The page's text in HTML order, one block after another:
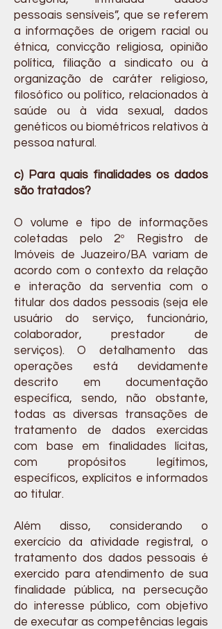
pessoais sensíveis”, que se referem
a informações de origem racial ou
étnica, convicção religiosa, opinião
política, filiação a sindicato ou à
organização de caráter religioso,
filosófico ou político, relacionados à
saúde ou à vida sexual, dados
genéticos ou biométricos relativos à
pessoa natural.
c) Para quais finalidades os dados
são tratados?
O volume e tipo de informações
coletadas pelo 2º Registro de
Imóveis de Juazeiro/BA variam de
acordo com o contexto da relação
e interação da serventia com o
titular dos dados pessoais (seja ele
usuário do serviço, funcionário,
colaborador, prestador de
serviços). O detalhamento das
operações está devidamente
descrito em documentação
específica, sendo, não obstante,
todas as diversas transações de
tratamento de dados exercidas
com base em finalidades lícitas,
com propósitos legítimos,
específicos, explícitos e informados
ao titular.
Além disso, considerando o
exercício da atividade registral, o
tratamento dos dados pessoais é
exercido para atendimento de sua
finalidade pública, na persecução
do interesse público, com objetivo
de executar as competências legais